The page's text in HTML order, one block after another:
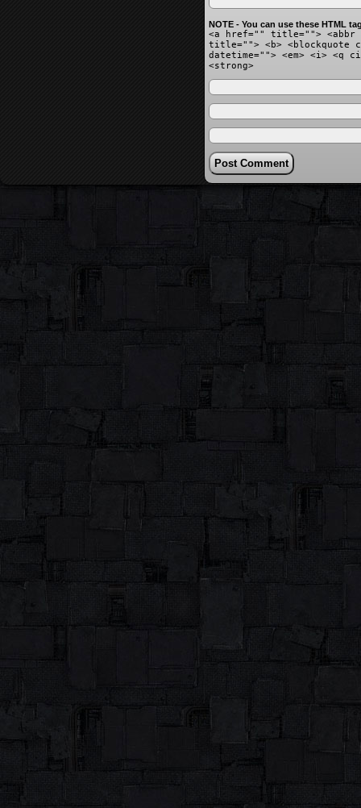
NOTE - You can use these HTML
<a href="" title=""> <abbr
title=""> <b> <blockquote
datetime=""> <em> <i> <q
<strong>